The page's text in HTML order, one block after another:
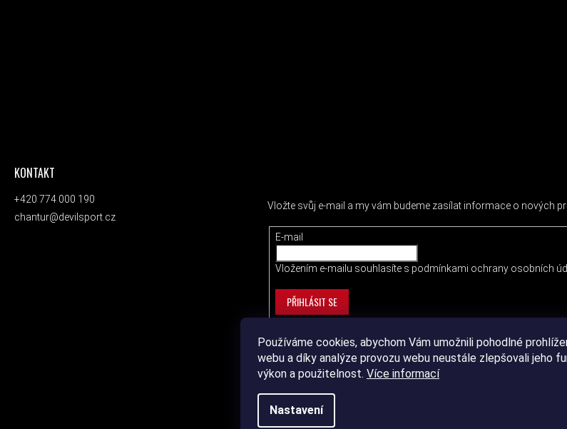
Používáme cookies, abychom Vám umožnili pohodlné
webu a díky analýze provozu webu neustále zlepšovali jeho
výkon a použitelnost. Více informací
Nastavení
KONTAKT
+420 774 000 190
chantur@devilsport.cz
Vložte svůj e-mail a my vám budeme zasílat informace o nových
E-mail
Vložením e-mailu souhlasíte s podmínkami ochrany osobních
PŘIHLÁSIT SE